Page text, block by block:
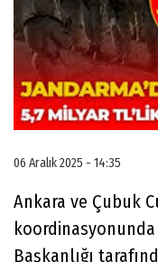
06 Aralık 2025 - 14:35
Ankara ve Çubuk
koordinasyonunda
Başkanlığı